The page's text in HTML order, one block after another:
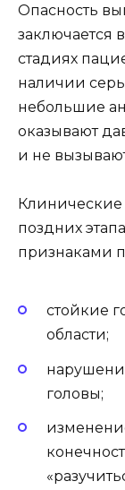
Опасность
заключается
стадиях
наличии
небольшие
оказывают
и не
Клинические
поздних
признаками
стойкие
области;
головы;